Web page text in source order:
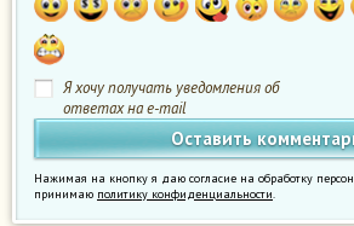
Я хочу получать уведомления об
ответах на e-mail
Нажимая на кнопку я даю согласие на обработку
принимаю политику конфиденциальности.